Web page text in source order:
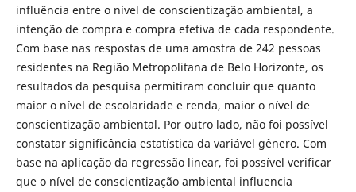
influência entre o nível de conscientização ambiental, a
intenção de compra e compra efetiva de cada respondente.
Com base nas respostas de uma amostra de 242 pessoas
residentes na Região Metropolitana de Belo Horizonte, os
resultados da pesquisa permitiram concluir que quanto
maior o nível de escolaridade e renda, maior o nível de
conscientização ambiental. Por outro lado, não foi possível
constatar significância estatística da variável gênero. Com
base na aplicação da regressão linear, foi possível verificar
que o nível de conscientização ambiental influencia